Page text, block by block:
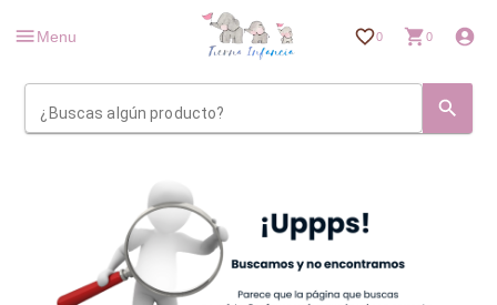
Menu 0 0
¿Buscas algún producto?